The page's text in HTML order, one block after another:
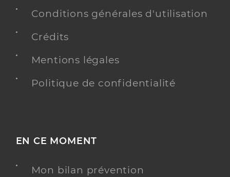
Conditions générales d'utilisation
Crédits
Mentions légales
Politique de confidentialité
EN CE MOMENT
Mon bilan prévention